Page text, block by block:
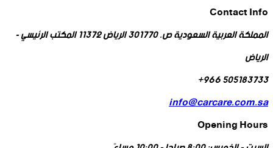
Contact Info
المملكة العربية السعودية ص. 301770 الرياض 11372 المكتب الرئيسي -
الرياض
505183733 966+
info@carcare.com.sa
Opening Hours